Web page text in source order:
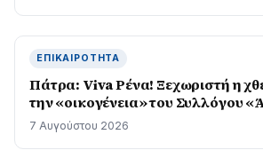
ΕΠΙΚΑΙΡΌΤΗΤΑ
Πάτρα: Viva Ρένα! Ξεχωριστή η
την «οικογένεια» του Συλλόγου
7 Αυγούστου 2026